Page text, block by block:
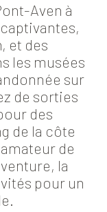
Aven à
et des
les musées
sur
de sorties
des
de la côte
de
la
pour un